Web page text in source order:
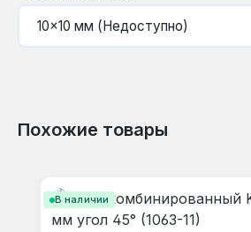
Похожие товары
В наличии